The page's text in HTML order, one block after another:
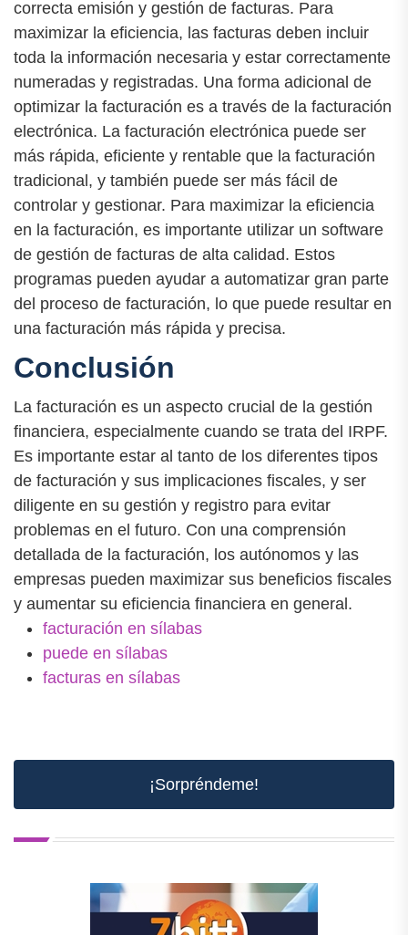
correcta emisión y gestión de facturas. Para
maximizar la eficiencia, las facturas deben incluir
toda la información necesaria y estar correctamente
numeradas y registradas. Una forma adicional de
optimizar la facturación es a través de la facturación
electrónica. La facturación electrónica puede ser
más rápida, eficiente y rentable que la facturación
tradicional, y también puede ser más fácil de
controlar y gestionar. Para maximizar la eficiencia
en la facturación, es importante utilizar un software
de gestión de facturas de alta calidad. Estos
programas pueden ayudar a automatizar gran parte
del proceso de facturación, lo que puede resultar en
una facturación más rápida y precisa.
Conclusión
La facturación es un aspecto crucial de la gestión
financiera, especialmente cuando se trata del IRPF.
Es importante estar al tanto de los diferentes tipos
de facturación y sus implicaciones fiscales, y ser
diligente en su gestión y registro para evitar
problemas en el futuro. Con una comprensión
detallada de la facturación, los autónomos y las
empresas pueden maximizar sus beneficios fiscales
y aumentar su eficiencia financiera en general.
facturación en sílabas
puede en sílabas
facturas en sílabas
¡Sorpréndeme!